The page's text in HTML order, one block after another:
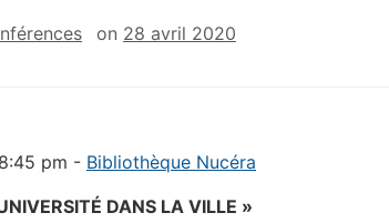
on 28 avril 2020
pm - Bibliothèque Nucéra
DANS LA VILLE »